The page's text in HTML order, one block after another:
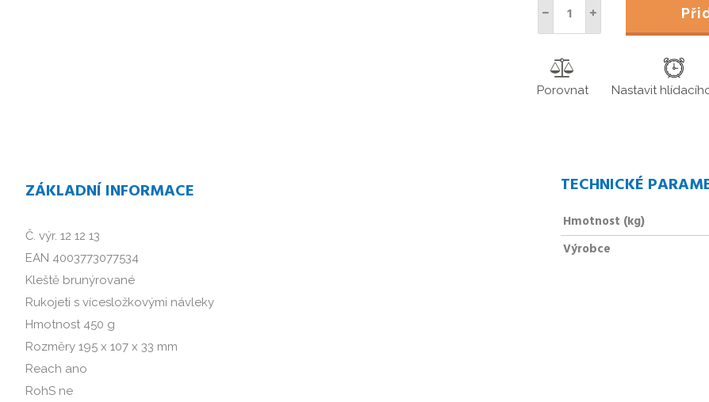
Porovnat Nastavit
ZÁKLADNÍ INFORMACE
Č. výr. 12 12 13
EAN 4003773077534
Kleště brunýrované
Rukojeti s vícesložkovými návleky
Hmotnost 450 g
Rozměry 195 x 107 x 33 mm
Reach ano
RohS ne
TECHNICKÉ
Hmotnost (kg)
Výrobce